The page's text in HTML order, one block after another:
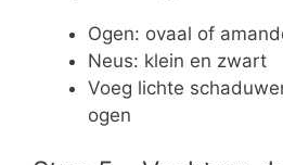
Ogen: ovaal of
Neus: klein en zwart
Voeg lichte
ogen